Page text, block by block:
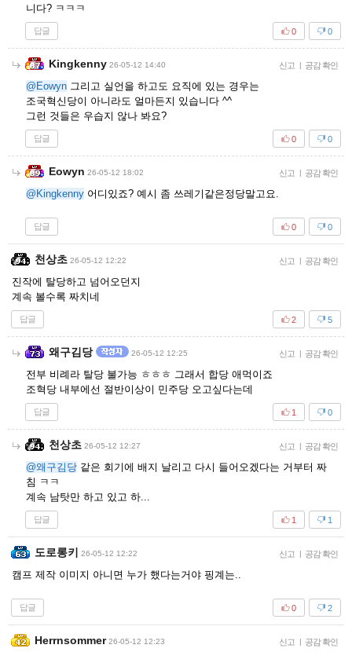
니다? ㅋㅋㅋ
답글 0
0
Kingkenny 26-05-12 14:40 신고 | 공감 확인
@Eowyn 그리고 실언을 하고도 요직에 있는 경우는
조국혁신당이 아니라도 얼마든지 있습니다 ^^
그런 것들은 우습지 않나 봐요?
답글 0
0
Eowyn 26-05-12 18:02 신고 | 공감 확인
@Kingkenny 어디있죠? 예시 좀 쓰레기같은정당말고요.
답글 0
0
천상초 26-05-12 12:22 신고 | 공감 확인
진작에 탈당하고 넘어오던지
계속 볼수록 짜치네
답글 5
2
왜구김당 26-05-12 12:25 신고 | 공감 확인
전부 비례라 탈당 불가능 ㅎㅎㅎ 그래서 합당 애먹이죠
조혁당 내부에선 절반이상이 민주당 오고싶다는데
답글 0
1
천상초 26-05-12 12:27 신고 | 공감 확인
@왜구김당 같은 회기에 배지 날리고 다시 들어오겠다는 거부터 짜
침 ㅋㅋ
계속 남탓만 하고 있고 하...
답글 1
1
도로롱키 26-05-12 12:22 신고 | 공감 확인
캠프 제작 이미지 아니면 누가 했다는거야 핑계는..
답글 2
0
Herrnsommer 26-05-12 12:23 신고 | 공감 확인